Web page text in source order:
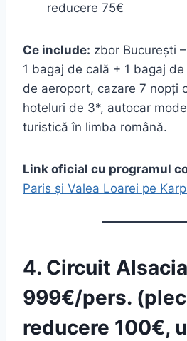
reducere 75€
Ce include: zbor București
1 bagaj de cală + 1 bagaj
de aeroport, cazare 7 nopți
hoteluri de 3*, autocar
turistică în limba română.
Link oficial cu programul
Paris și Valea Loarei pe
4. Circuit
999€/pers.
reducere 100€,